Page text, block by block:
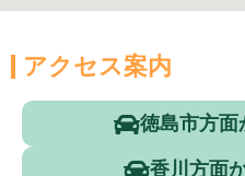
アクセス案内
徳島市方面
香川方面